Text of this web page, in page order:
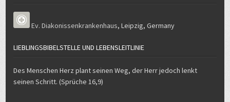
Ev. Diakonissenkrankenhaus,Leipzig,Germany
LIEBLINGSBIBELSTELLE UND LEBENSLEITLINIE
Des Menschen Herz plant seinen Weg, der Herr jedoch lenkt
seinen Schritt. (Sprüche 16,9)